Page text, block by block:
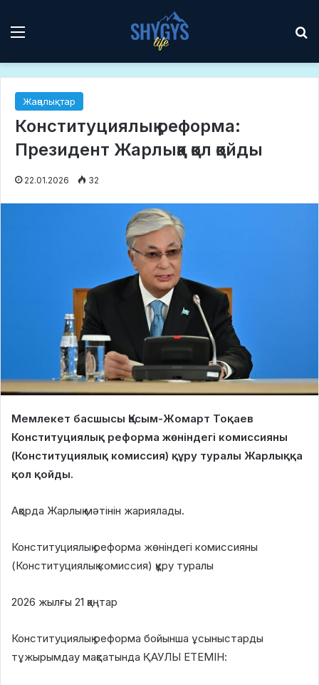
Мәзір
Жаңалықтар
Конституциялық реформа:
Президент Жарлыққа қол қойды
22.01.2026 32
Мемлекет басшысы Қасым-Жомарт Тоқаев
Конституциялық реформа жөніндегі комиссияны
(Конституциялық комиссия) құру туралы Жарлыққа
қол қойды.
Ақорда Жарлық мәтінін жариялады.
Конституциялық реформа жөніндегі комиссияны
(Конституциялық комиссия) құру туралы
2026 жылғы 21 қаңтар
Конституциялық реформа бойынша ұсыныстарды
тұжырымдау мақсатында ҚАУЛЫ ЕТЕМІН: